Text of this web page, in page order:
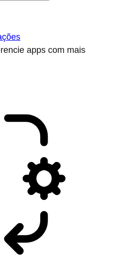
apps com mais